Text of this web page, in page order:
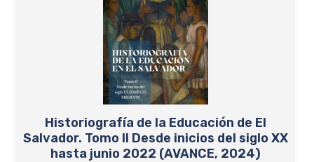
Historiografía de la Educación de El
Salvador. Tomo II Desde inicios del siglo XX
hasta junio 2022 (AVANCE, 2024)